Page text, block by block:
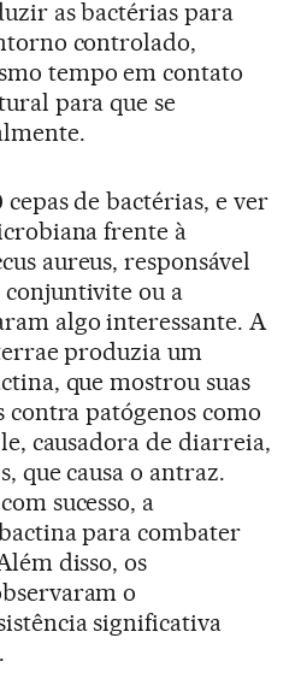
as bactérias para
controlado,
tempo em contato
para que se
cepas de bactérias, e ver
frente à
aureus, responsável
conjuntivite ou a
algo interessante. A
produzia um
que mostrou suas
patógenos como
causadora de diarreia,
que causa o antraz.
sucesso, a
para combater
disso, os
o
significativa